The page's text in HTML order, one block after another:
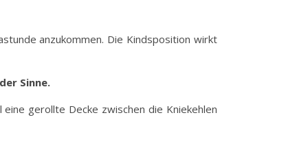
anzukommen. Die Kindsposition wirkt
Sinne.
gerollte Decke zwischen die Kniekehlen